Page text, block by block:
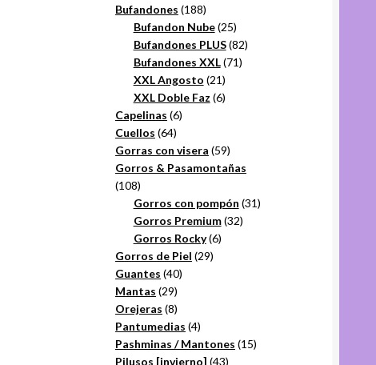
productos
Bufandones 188188
productos
Bufandon Nube 2525
productos
Bufandones PLUS 8282
Bufandones XXL 7171
XXL Angosto 2121
productos
XXL Doble Faz 66
Capelinas 66
Cuellos 6464
productos
Gorras con visera 5959
productos
Gorros & Pasamontañas
108108
productos
Gorros con pompón 3131
Gorros Premium 3232
Gorros Rocky 66
Gorros de Piel 2929
Guantes 4040
Mantas 2929
productos
Orejeras 88
productos
Pantumedias 44
productos
Pashminas / Mantones 1515
Pilusos [invierno] 4343